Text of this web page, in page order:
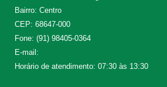
Bairro: Centro
CEP: 68647-000
Fone: (91) 98405-0364
E-mail:
Horário de atendimento: 07:30 às 13:30